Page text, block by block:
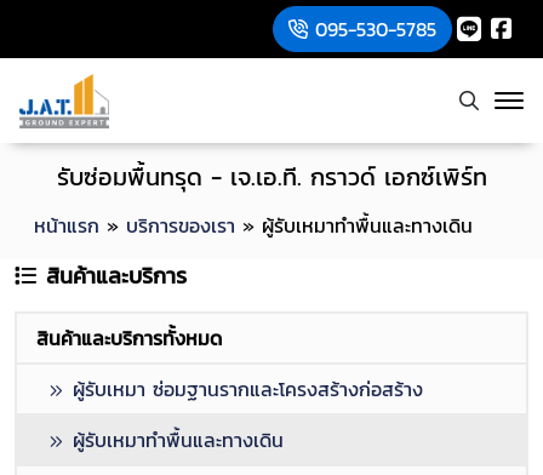
095-530-5785
หน้าแรก » บริการของเรา » ผู้รับเหมาทำพื้นและทางเดิน
รับซ่อมพื้นทรุด - เจ.เอ.ที. กราวด์ เอกซ์เพิร์ท
สินค้าและบริการ
สินค้าและบริการทั้งหมด
ผู้รับเหมา ซ่อมฐานรากและโครงสร้างก่อสร้าง
ผู้รับเหมาทำพื้นและทางเดิน